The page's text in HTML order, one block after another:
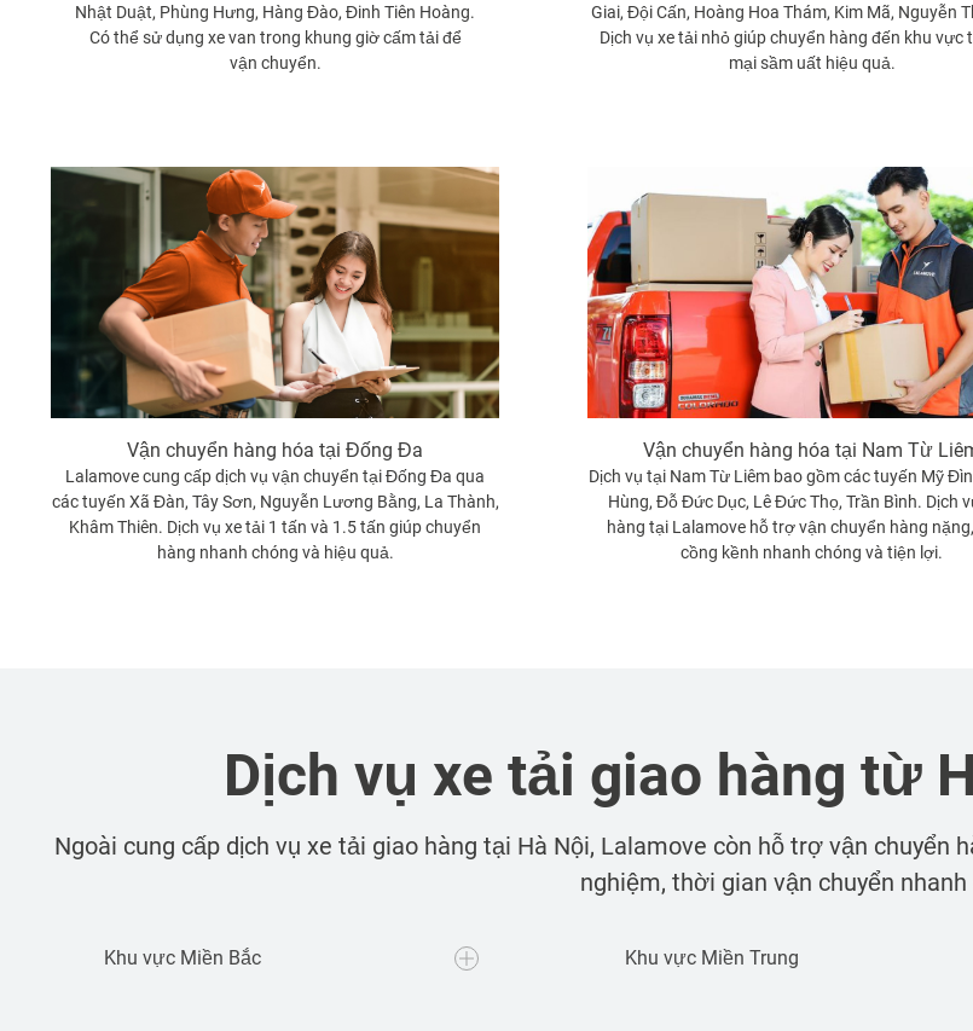
Nhật Duật, Phùng Hưng, Hàng Đào, Đinh Tiên Hoàng.
Có thể sử dụng xe van trong khung giờ cấm tải để
vận chuyển.
Giai, Đội Cấn, Hoàng Hoa Thám, Kim Mã, Nguyễn
Dịch vụ xe tải nhỏ giúp chuyển hàng đến khu vực
mại sầm uất hiệu quả.
Vận chuyển hàng hóa tại Đống Đa
Lalamove cung cấp dịch vụ vận chuyển tại Đống Đa qua
các tuyến Xã Đàn, Tây Sơn, Nguyễn Lương Bằng, La Thành,
Khâm Thiên. Dịch vụ xe tải 1 tấn và 1.5 tấn giúp chuyển
hàng nhanh chóng và hiệu quả.
Vận chuyển hàng hóa tại Nam Từ
Dịch vụ tại Nam Từ Liêm bao gồm các tuyến Mỹ
Hùng, Đỗ Đức Dục, Lê Đức Thọ, Trần Bình. Dịch
hàng tại Lalamove hỗ trợ vận chuyển hàng
cồng kềnh nhanh chóng và tiện lợi.
Dịch vụ xe tải giao hàng từ
Ngoài cung cấp dịch vụ xe tải giao hàng tại Hà Nội, Lalamove còn hỗ trợ vận chuyển
nghiệm, thời gian vận chuyển nhanh
Khu vực Miền Bắc Khu vực Miền Trung